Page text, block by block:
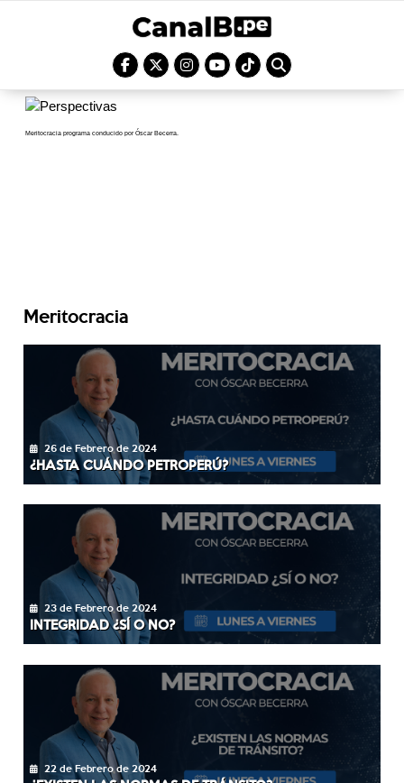
Meritocracia programa conducido por Óscar Becerra.
Meritocracia
26 de Febrero de 2024
¿HASTA CUÁNDO PETROPERÚ?
23 de Febrero de 2024
INTEGRIDAD ¿SÍ O NO?
22 de Febrero de 2024